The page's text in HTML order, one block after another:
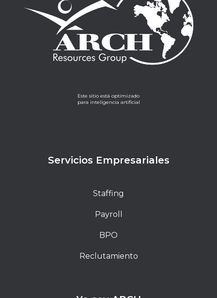
Este sitio está optimizado
para inteligencia artificial
Servicios Empresariales
Staffing
Payroll
BPO
Reclutamiento